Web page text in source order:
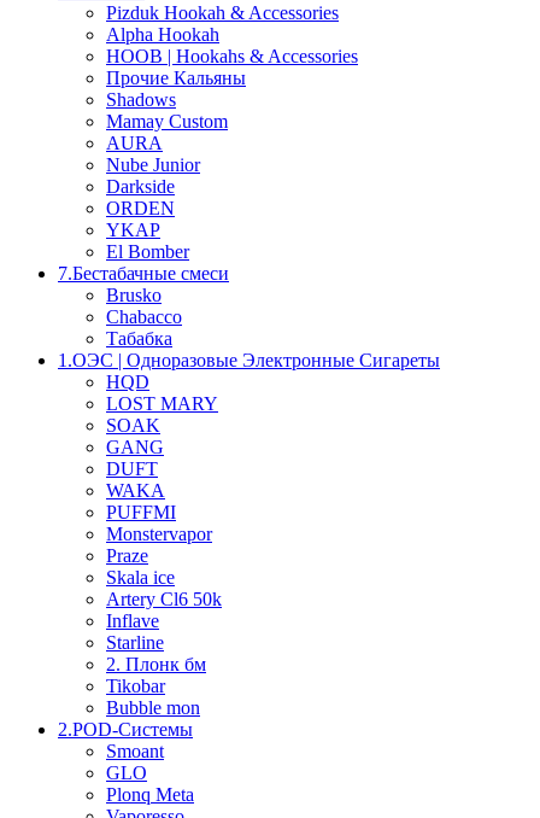
Pizduk Hookah & Accessories
Alpha Hookah
HOOB | Hookahs & Accessories
Прочие Кальяны
Shadows
Mamay Custom
AURA
Nube Junior
Darkside
ORDEN
YKAP
El Bomber
7.Бестабачные смеси
Brusko
Chabacco
Табабка
1.OЭС | Одноразовые Электронные Сигареты
HQD
LOST MARY
SOAK
GANG
DUFT
WAKA
PUFFMI
Monstervapor
Praze
Skala ice
Artery Cl6 50k
Inflave
Starline
2. Плонк бм
Tikobar
Bubble mon
2.POD-Системы
Smoant
GLO
Plonq Meta